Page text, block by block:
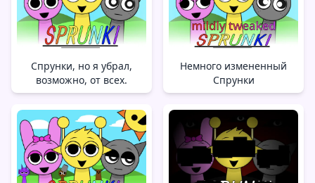
Спрунки, но я убрал,
возможно, от всех.
Немного измененный
Спрунки